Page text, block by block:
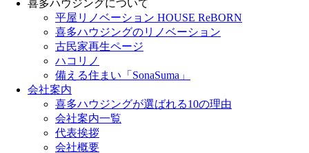
喜多ハウジングについて
平屋リノベーション HOUSE ReBORN
喜多ハウジングのリノベーション
古民家再生ページ
ハコリノ
備える住まい「SonaSuma」
会社案内
喜多ハウジングが選ばれる10の理由
会社案内一覧
代表挨拶
会社概要